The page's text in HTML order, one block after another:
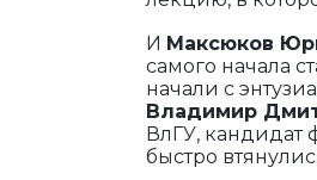
И Максюков
самого начала
начали с
Владимир
ВлГУ, кандидат
быстро